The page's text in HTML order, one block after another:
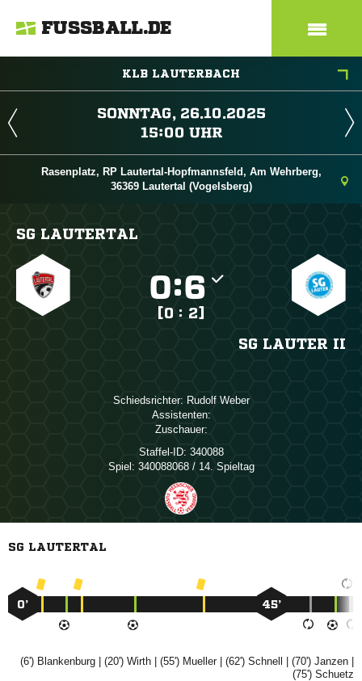
FUSSBALL.DE
KLB LAUTERBACH
 
 
Rasenplatz, RP Lautertal-Hopfmannsfeld, Am Wehrberg,
36369 Lautertal (Vogelsberg)
SG LAUTERTAL
:
[0 : 2]
SG LAUTER II
Schiedsrichter:  
Assistenten:
Zuschauer:
Staffel-ID: 340088
Spiel: 340088068 / 14. Spieltag
SG LAUTERTAL
0’ 45’
(6')  | (20')  | (55') | (62')  | (70') 
(75') 